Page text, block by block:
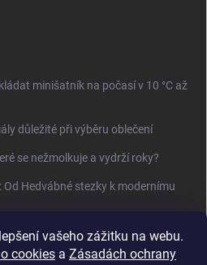
vašeho zážitku na webu.
cookies a Zásadách ochrany
minišatník na počasí v 10 °C až
důležité při výběru oblečení
se nežmolkuje a vydrží roky?
Hedvábné stezky k modernímu